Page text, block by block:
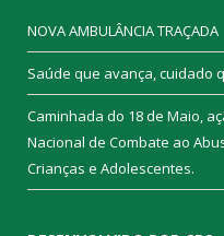
NOVA AMBULÂNCIA TRAÇADA
Saúde que avança, cuidado
Caminhada do 18 de Maio,
Nacional de Combate ao
Crianças e Adolescentes.